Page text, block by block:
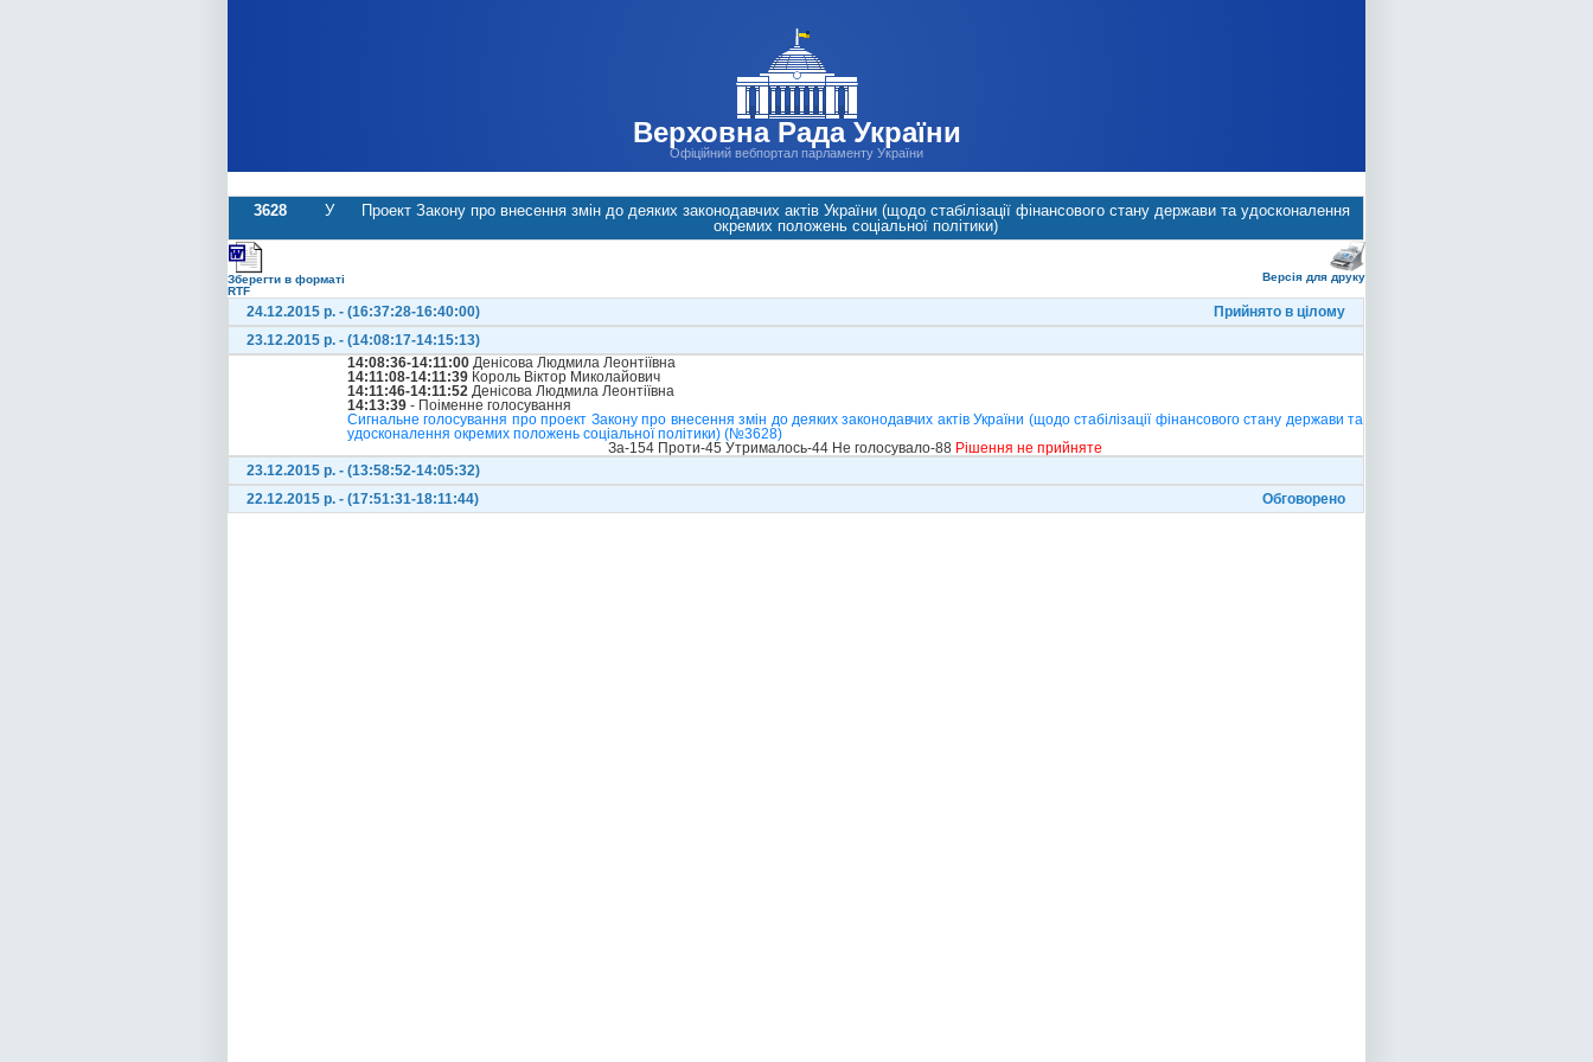
Верховна Рада України
Офіційний вебпортал парламенту України
3628 У
Проект Закону про внесення змін до деяких законодавчих актів України (щодо стабілізації фінансового стану держави та удосконалення
окремих положень соціальної політики)
Зберегти в форматі
RTF
Версія для друку
24.12.2015 р. - (16:37:28-16:40:00)
Прийнято в цілому
23.12.2015 р. - (14:08:17-14:15:13)
14:08:36-14:11:00 Денісова Людмила Леонтіївна
14:11:08-14:11:39 Король Віктор Миколайович
14:11:46-14:11:52 Денісова Людмила Леонтіївна
14:13:39 - Поіменне голосування
Сигнальне голосування про проект Закону про внесення змін до деяких законодавчих актів України (щодо стабілізації фінансового стану держави та
удосконалення окремих положень соціальної політики) (№3628)
За-154 Проти-45 Утрималось-44 Не голосувало-88 Рішення не прийняте
23.12.2015 р. - (13:58:52-14:05:32)
22.12.2015 р. - (17:51:31-18:11:44)
Обговорено